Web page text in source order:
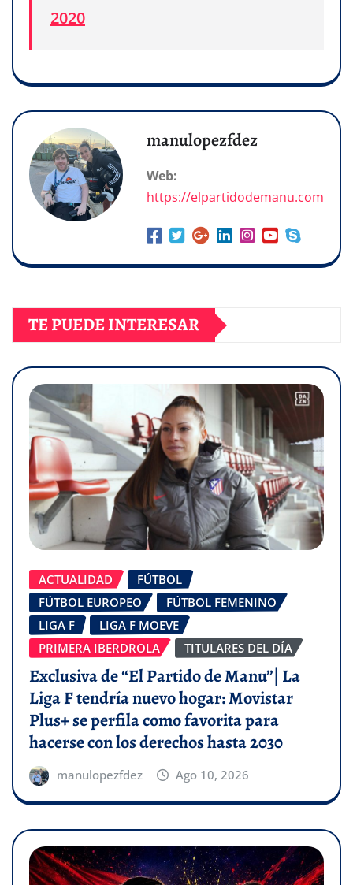
2020
manulopezfdez
Web:
https://elpartidodemanu.com
TE PUEDE INTERESAR
ACTUALIDAD
FÚTBOL
FÚTBOL EUROPEO
FÚTBOL FEMENINO
LIGA F
LIGA F MOEVE
PRIMERA IBERDROLA
TITULARES DEL DÍA
Exclusiva de “El Partido de Manu”| La
Liga F tendría nuevo hogar: Movistar
Plus+ se perfila como favorita para
hacerse con los derechos hasta 2030
manulopezfdez Ago 10, 2026